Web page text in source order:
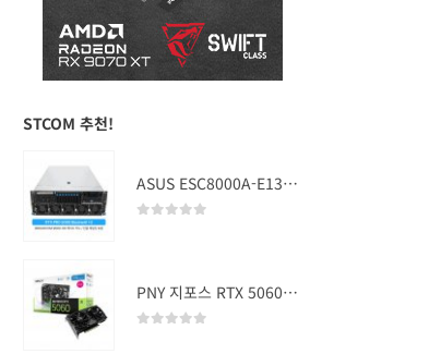
STCOM 추천!
ASUS ESC8000A-E13 (RTX PRO 5000 Blackwell x2)
PNY 지포스 RTX 5060 OC D7 8GB Dual Fan